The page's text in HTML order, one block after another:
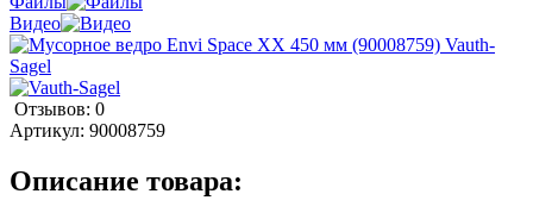
Видео
Отзывов: 0
Артикул: 90008759
Описание товара: